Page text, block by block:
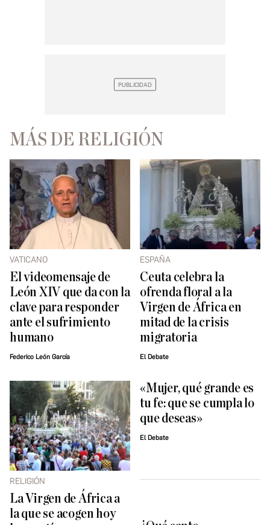
MÁS DE RELIGIÓN
VATICANO
El videomensaje de
León XIV que da con la
clave para responder
ante el sufrimiento
humano
Federico León García
ESPAÑA
Ceuta celebra la
ofrenda floral a la
Virgen de África en
mitad de la crisis
migratoria
El Debate
RELIGIÓN
La Virgen de África a
la que se acogen hoy
«Mujer, qué grande es
tu fe: que se cumpla lo
que deseas»
El Debate